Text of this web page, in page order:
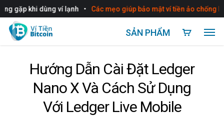
khi dùng ví lạnh • Các mẹo giúp bảo mật ví tiền ảo chống bị hack
SẢN PHẨM
Hướng Dẫn Cài Đặt Ledger
Nano X Và Cách Sử Dụng
Với Ledger Live Mobile